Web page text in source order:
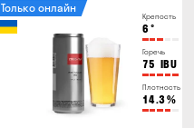
Крепость
6 °
Горечь
75 IBU
Плотность
14.3%
Только онлайн